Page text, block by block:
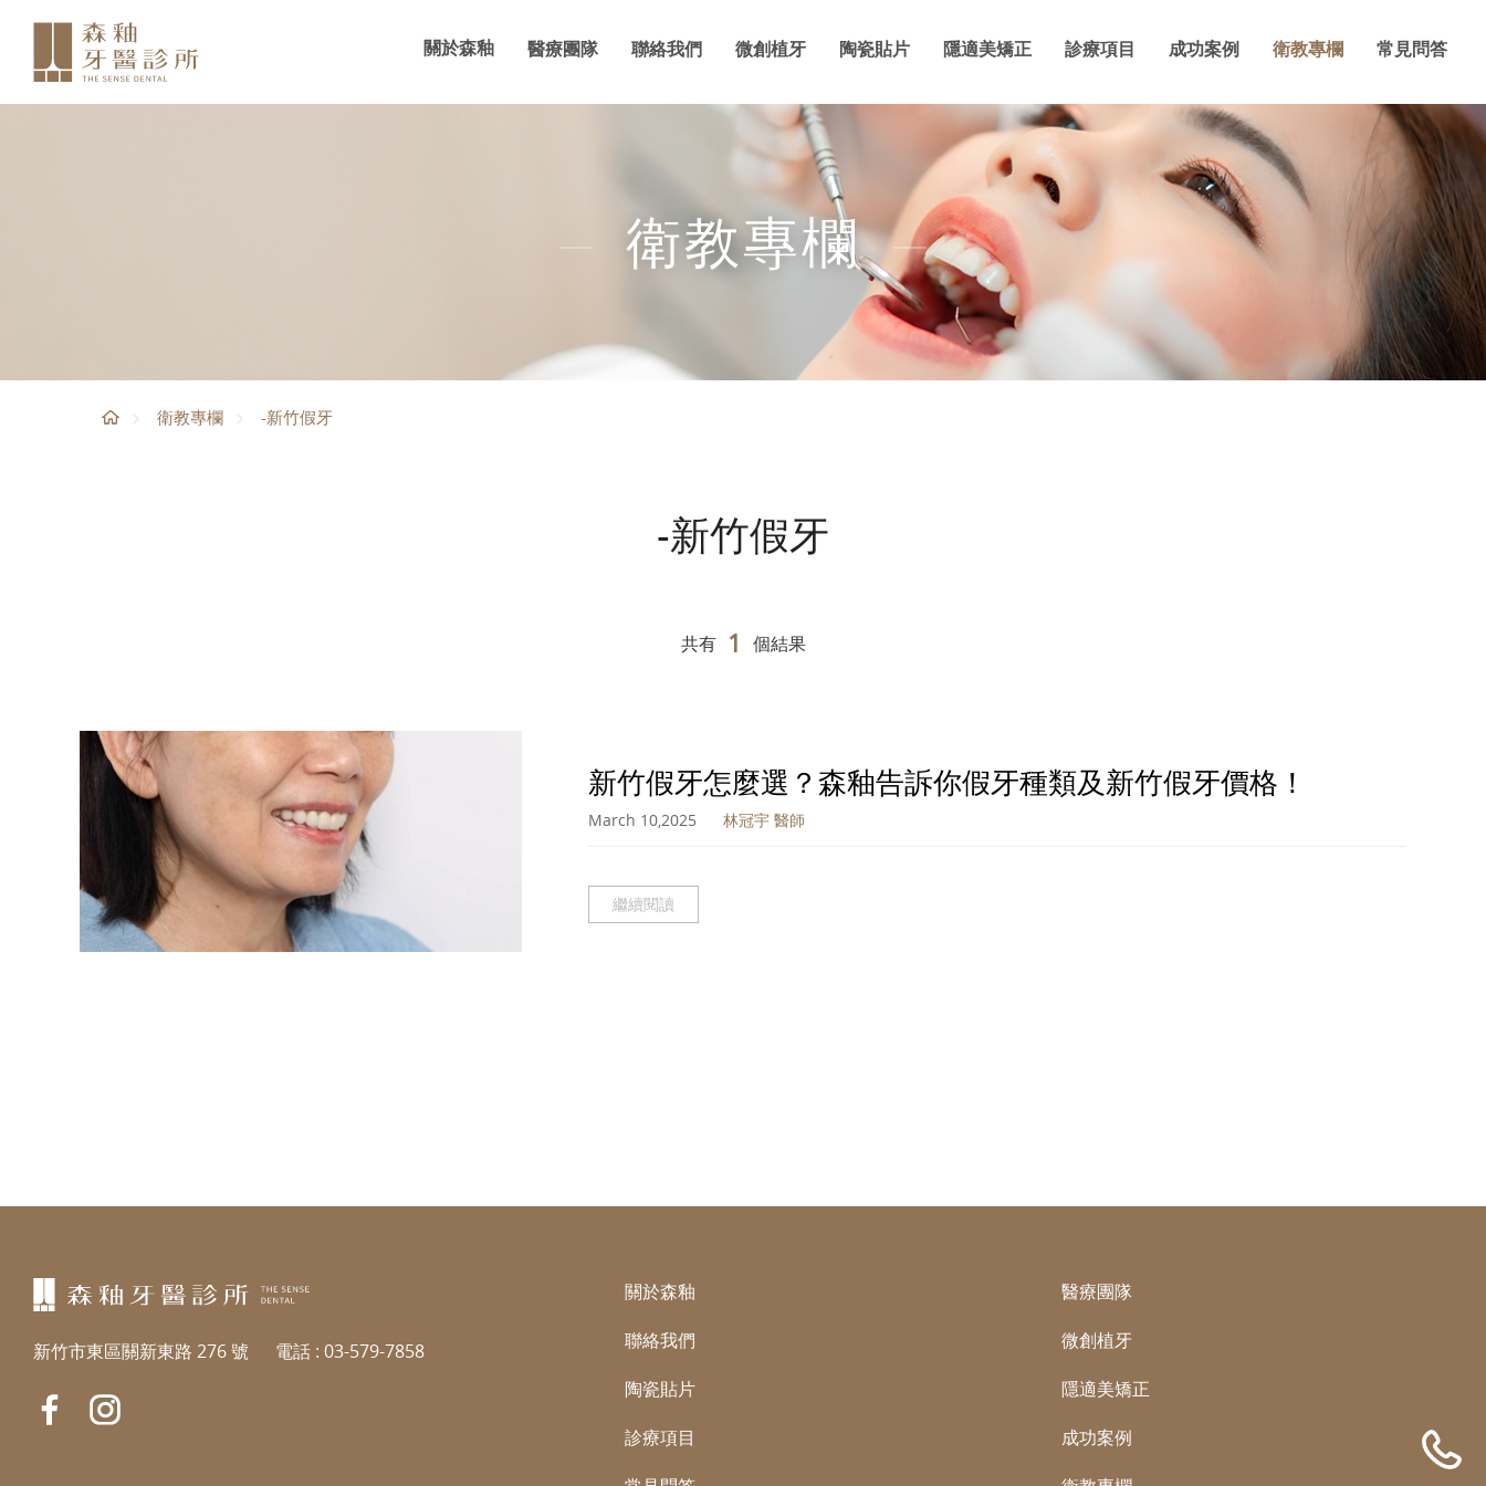
關於森釉 醫療團隊 聯絡我們 微創植牙 陶瓷貼片 隱適美矯正 診療項目 成功案例 衛教專欄 常見問答
衛教專欄
衛教專欄 -新竹假牙
-新竹假牙
共有 1 個結果
新竹假牙怎麼選？森釉告訴你假牙種類及新竹假牙價格！
March 10,2025 林冠宇 醫師
繼續閱讀
關於森釉
醫療團隊
聯絡我們
微創植牙
陶瓷貼片
隱適美矯正
診療項目
成功案例
新竹市東區關新東路 276 號 電話 : 03-579-7858